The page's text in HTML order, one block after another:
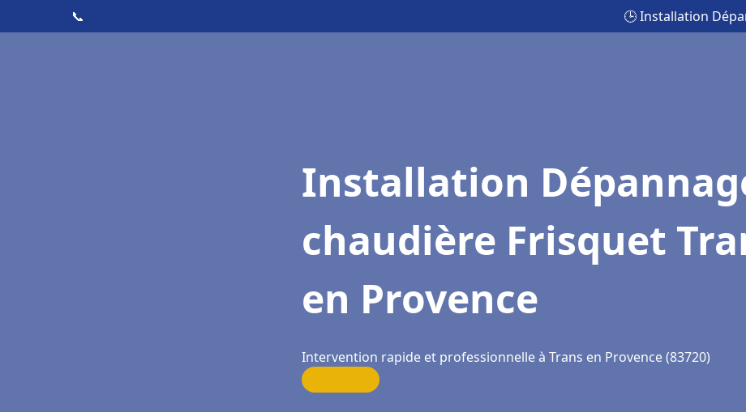
📞 🕒 Installation
Installation
chaudière Frisquet
en Provence
Intervention rapide et professionnelle à Trans en Provence (83720)